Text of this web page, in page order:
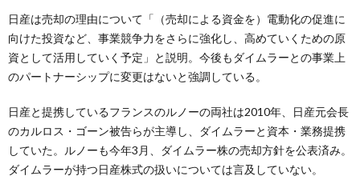
日産は売却の理由について「（売却による資金を）電動化の促進に
向けた投資など、事業競争力をさらに強化し、高めていくための原
資として活用していく予定」と説明。今後もダイムラーとの事業上
のパートナーシップに変更はないと強調している。
日産と提携しているフランスのルノーの両社は2010年、日産元会長
のカルロス・ゴーン被告らが主導し、ダイムラーと資本・業務提携
していた。ルノーも今年3月、ダイムラー株の売却方針を公表済み。
ダイムラーが持つ日産株式の扱いについては言及していない。